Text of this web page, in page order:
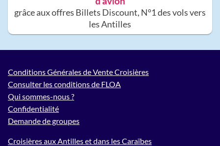
grâce aux offres Billets Discount, N°1 des vols vers
les Antilles
Conditions Générales de Vente Croisières
Consulter les conditions de FLOA
Qui sommes-nous ?
Confidentialité
Demande de groupes
Croisières aux Antilles et dans les Caraïbes